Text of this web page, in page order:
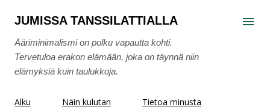
Siirry pääsisältöön
JUMISSA TANSSILATTIALLA
Ääriminimalismi on polku vapautta kohti.
Tervetuloa erakon elämään, joka on täynnä niin
elämyksiä kuin taulukkoja.
Alku Näin kulutan Tietoa minusta